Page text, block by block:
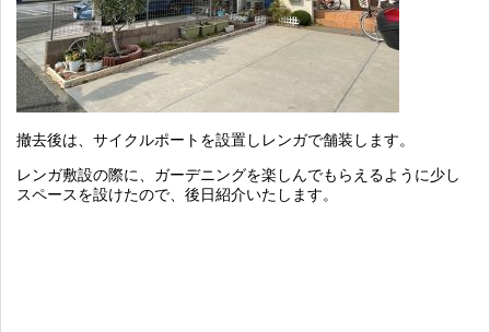
撤去後は、サイクルポートを設置しレンガで舗装します。
レンガ敷設の際に、ガーデニングを楽しんでもらえるように少し
スペースを設けたので、後日紹介いたします。